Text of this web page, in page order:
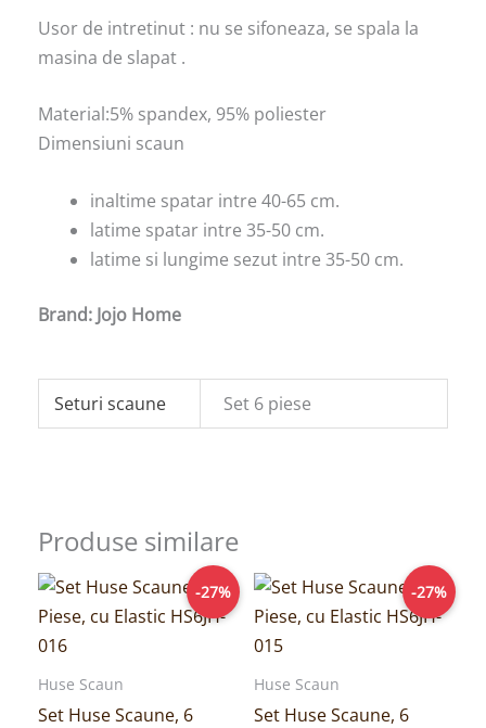
Usor de intretinut : nu se sifoneaza, se spala la
masina de slapat .
Material:5% spandex, 95% poliester
Dimensiuni scaun
inaltime spatar intre 40-65 cm.
latime spatar intre 35-50 cm.
latime si lungime sezut intre 35-50 cm.
Brand: Jojo Home
Seturi scaune Set 6 piese
Produse similare
-27%
Huse Scaun
Set Huse Scaune, 6
Prețul
a
Prețul
curent
este:
-27%
Huse Scaun
Set Huse Scaune, 6
Prețul
a
Prețul
curent
este: